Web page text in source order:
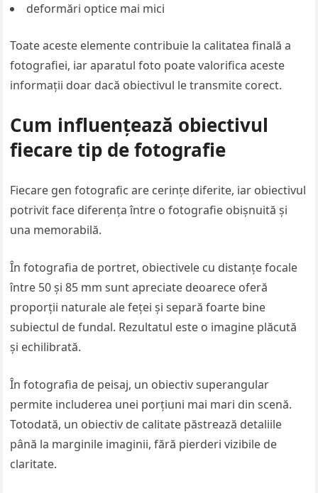
deformări optice mai mici
Toate aceste elemente contribuie la calitatea finală a
fotografiei, iar aparatul foto poate valorifica aceste
informații doar dacă obiectivul le transmite corect.
Cum influențează obiectivul
fiecare tip de fotografie
Fiecare gen fotografic are cerințe diferite, iar obiectivul
potrivit face diferența între o fotografie obișnuită și
una memorabilă.
În fotografia de portret, obiectivele cu distanțe focale
între 50 și 85 mm sunt apreciate deoarece oferă
proporții naturale ale feței și separă foarte bine
subiectul de fundal. Rezultatul este o imagine plăcută
și echilibrată.
În fotografia de peisaj, un obiectiv superangular
permite includerea unei porțiuni mai mari din scenă.
Totodată, un obiectiv de calitate păstrează detaliile
până la marginile imaginii, fără pierderi vizibile de
claritate.